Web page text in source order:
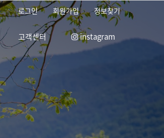
로그인 회원가입 정보찾기
고객센터 instagram